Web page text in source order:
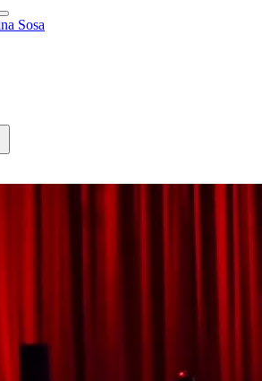
Sosa